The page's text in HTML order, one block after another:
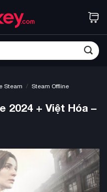
Steam / Steam Offline
2024 + Việt Hóa –